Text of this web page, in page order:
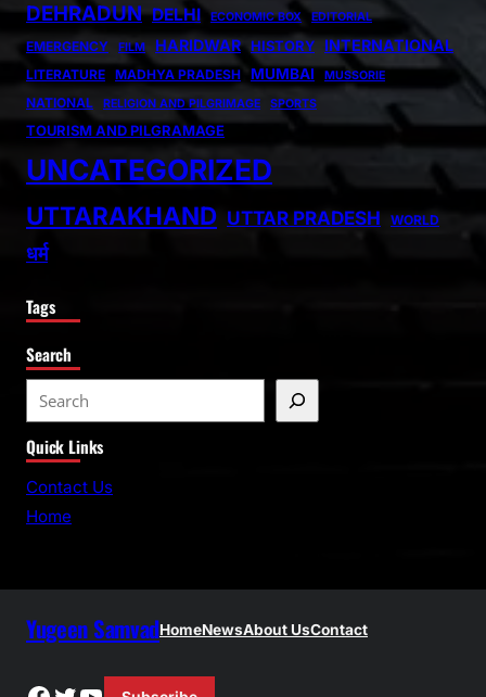
DEHRADUN DELHI ECONOMIC BOX EDITORIAL
EMERGENCY FILM HARIDWAR HISTORY INTERNATIONAL
LITERATURE MADHYA PRADESH MUMBAI MUSSORIE
NATIONAL RELIGION AND PILGRIMAGE SPORTS
TOURISM AND PILGRAMAGE
UNCATEGORIZED
UTTARAKHAND UTTAR PRADESH WORLD
धर्म
Tags
Search
e
a
r
Quick Links
Contact Us
Home
Yugeen SamvadHomeNewsAbout UsContact